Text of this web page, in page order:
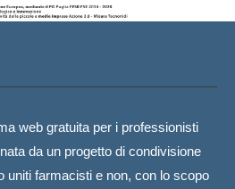
web gratuita per i professionisti
da un progetto di condivisione
uniti farmacisti e non, con lo scopo